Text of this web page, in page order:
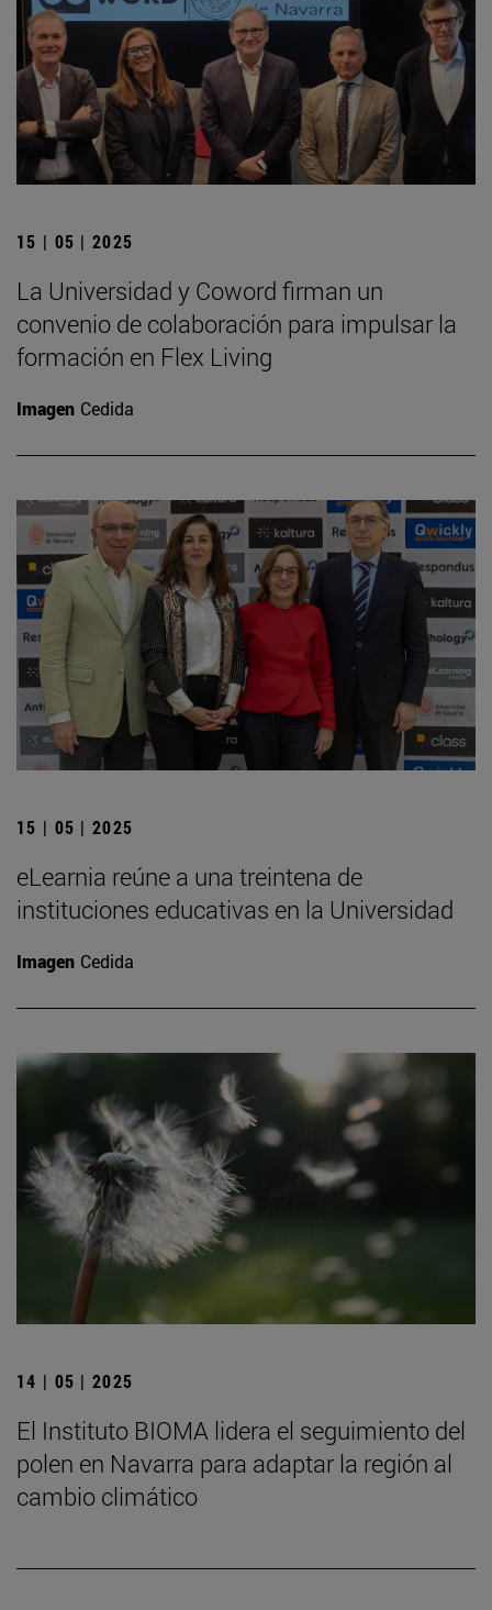
15 | 05 | 2025
La Universidad y Coword firman un
convenio de colaboración para impulsar la
formación en Flex Living
Imagen Cedida
15 | 05 | 2025
eLearnia reúne a una treintena de
instituciones educativas en la Universidad
Imagen Cedida
14 | 05 | 2025
El Instituto BIOMA lidera el seguimiento del
polen en Navarra para adaptar la región al
cambio climático